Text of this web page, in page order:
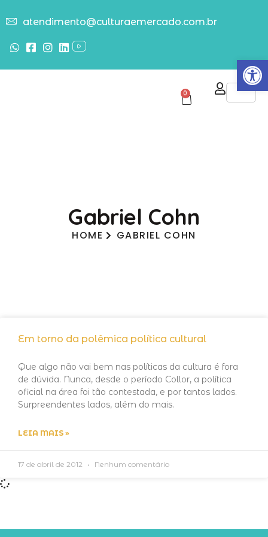
Abrir
atendimento@culturaemercado.com.br
0
Gabriel Cohn
HOME GABRIEL COHN
Em torno da polêmica política cultural
Que algo não vai bem nas políticas da cultura é fora
de dúvida. Nunca, desde o período Collor, a política
oficial na área foi tão contestada, e por tantos lados.
Surpreendentes lados, além do mais.
LEIA MAIS »
17 de abril de 2012 Nenhum comentário